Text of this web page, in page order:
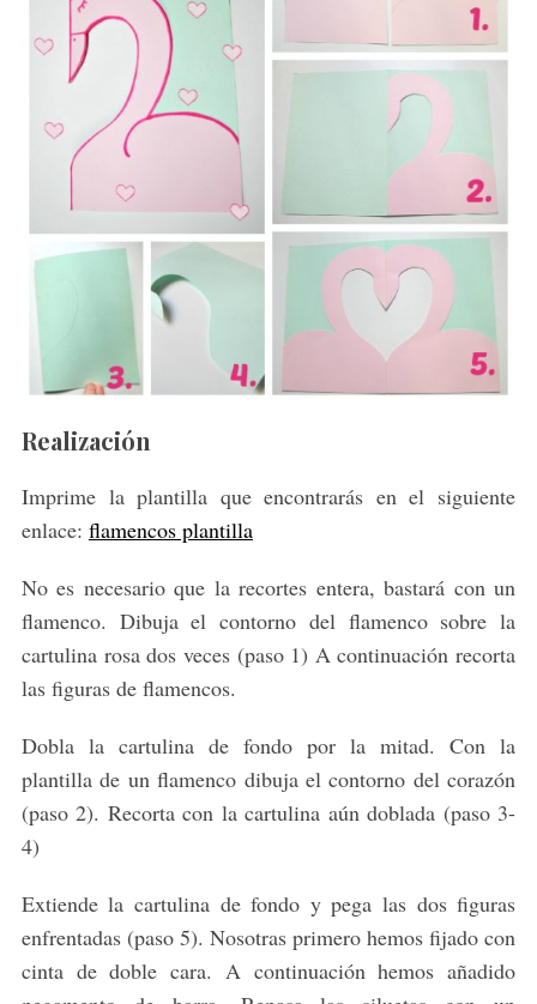
Realización
Imprime la plantilla que encontrarás en el siguiente
enlace: flamencos plantilla
No es necesario que la recortes entera, bastará con un
flamenco. Dibuja el contorno del flamenco sobre la
cartulina rosa dos veces (paso 1) A continuación recorta
las figuras de flamencos.
Dobla la cartulina de fondo por la mitad. Con la
plantilla de un flamenco dibuja el contorno del corazón
(paso 2). Recorta con la cartulina aún doblada (paso 3-
4)
Extiende la cartulina de fondo y pega las dos figuras
enfrentadas (paso 5). Nosotras primero hemos fijado con
cinta de doble cara. A continuación hemos añadido